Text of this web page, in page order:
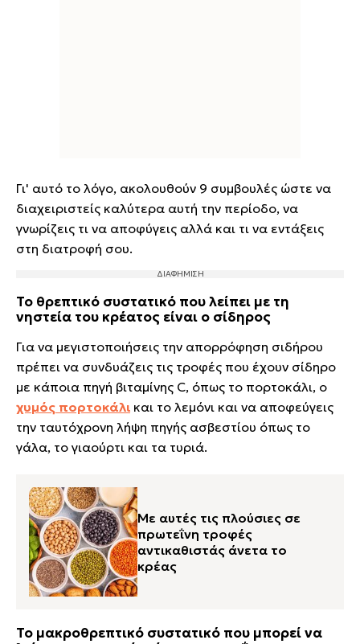
Γι' αυτό το λόγο, ακολουθούν 9 συμβουλές ώστε να
διαχειριστείς καλύτερα αυτή την περίοδο, να
γνωρίζεις τι να αποφύγεις αλλά και τι να εντάξεις
στη διατροφή σου.
Το θρεπτικό συστατικό που λείπει με τη
νηστεία του κρέατος είναι ο σίδηρος
Για να μεγιστοποιήσεις την απορρόφηση σιδήρου
πρέπει να συνδυάζεις τις τροφές που έχουν σίδηρο
με κάποια πηγή βιταμίνης C, όπως το πορτοκάλι, ο
χυμός πορτοκάλι και το λεμόνι και να αποφεύγεις
την ταυτόχρονη λήψη πηγής ασβεστίου όπως το
γάλα, το γιαούρτι και τα τυριά.
Με αυτές τις πλούσιες σε
πρωτεΐνη τροφές
αντικαθιστάς άνετα το
κρέας
Το μακροθρεπτικό συστατικό που μπορεί να